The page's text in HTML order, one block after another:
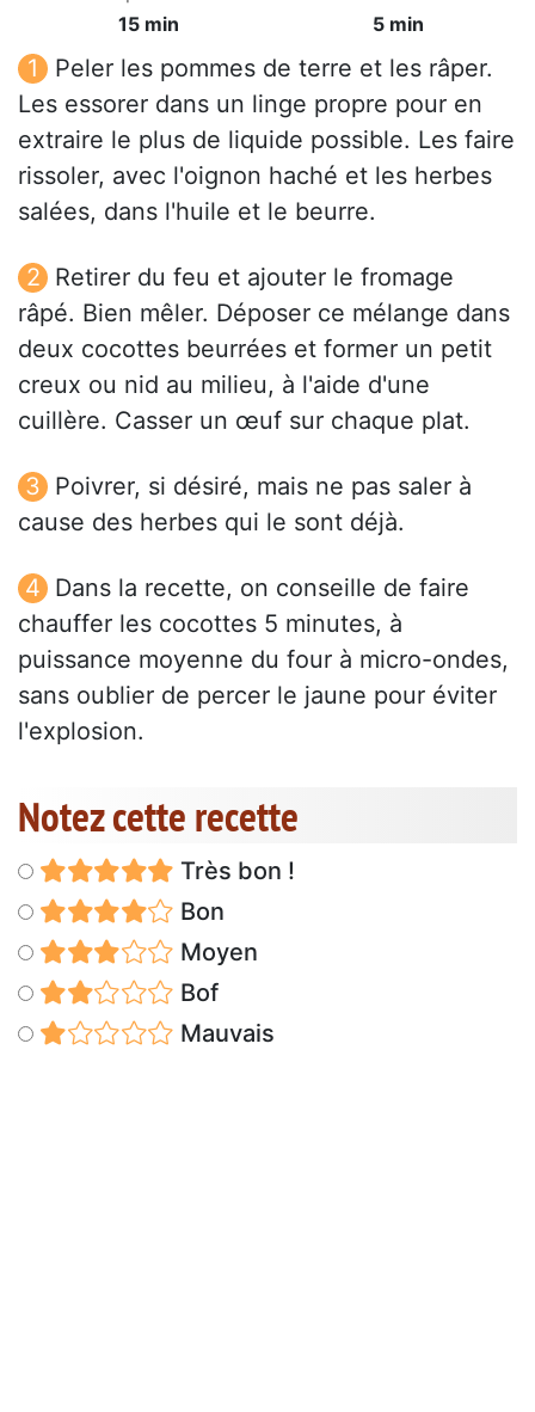
15 min
5 min
Peler les pommes de terre et les râper.
Les essorer dans un linge propre pour en
extraire le plus de liquide possible. Les faire
rissoler, avec l'oignon haché et les herbes
salées, dans l'huile et le beurre.
Retirer du feu et ajouter le fromage
râpé. Bien mêler. Déposer ce mélange dans
deux cocottes beurrées et former un petit
creux ou nid au milieu, à l'aide d'une
cuillère. Casser un œuf sur chaque plat.
Poivrer, si désiré, mais ne pas saler à
cause des herbes qui le sont déjà.
Dans la recette, on conseille de faire
chauffer les cocottes 5 minutes, à
puissance moyenne du four à micro-ondes,
sans oublier de percer le jaune pour éviter
l'explosion.
Notez cette recette
Très bon !
Bon
Moyen
Bof
Mauvais